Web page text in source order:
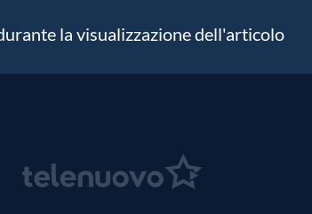
la visualizzazione dell'articolo